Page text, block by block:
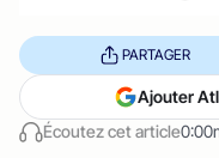
Écoutez cet article
PARTAGER
Ajouter